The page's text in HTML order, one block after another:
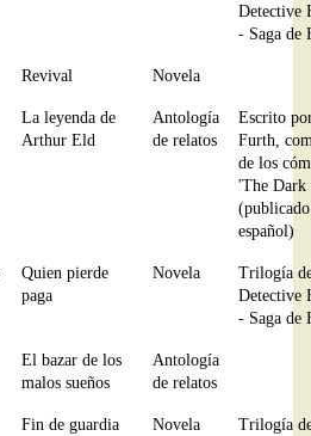
Detective
- Saga de
Revival Novela
La leyenda de
Arthur Eld
Antología
de relatos
Escrito
Furth,
de los
'The Dark
español)
Quien pierde
paga
Novela
Trilogía
Detective
- Saga de
El bazar de los
malos sueños
Antología
de relatos
Fin de guardia Novela
Trilogía